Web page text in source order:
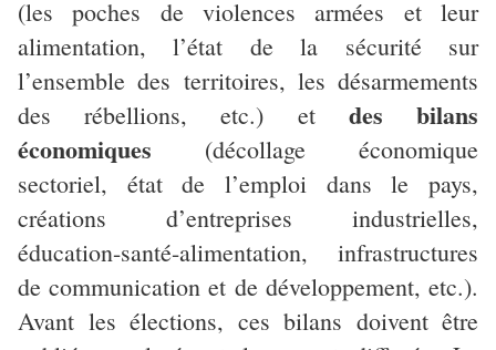
(les poches de violences armées et leur
alimentation, l’état de la sécurité sur
l’ensemble des territoires, les désarmements
des rébellions, etc.) et des bilans
économiques (décollage économique
sectoriel, état de l’emploi dans le pays,
créations d’entreprises industrielles,
éducation-santé-alimentation, infrastructures
de communication et de développement, etc.).
Avant les élections, ces bilans doivent être